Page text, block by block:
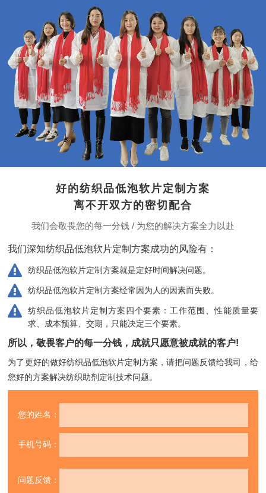
好的纺织品低泡软片定制方案
离不开双方的密切配合
我们会敬畏您的每一分钱 / 为您的解决方案全力以赴
我们深知纺织品低泡软片定制方案成功的风险有：
纺织品低泡软片定制方案就是定好时间解决问题。
纺织品低泡软片定制方案经常因为人的因素而失败。
纺织品低泡软片定制方案四个要素：工作范围、性能质量要
求、成本预算、交期，只能决定三个要素。
所以，敬畏客户的每一分钱，成就只愿意被成就的客户!
为了更好的做好纺织品低泡软片定制方案，请把问题反馈给我司， 给
您好的方案解决纺织助剂定制技术问题。
您的姓名：
手机号码：
问题反馈：